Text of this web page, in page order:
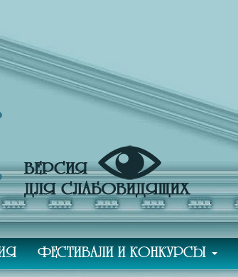
ФЕСТИВАЛИ И КОНКУРСЫ